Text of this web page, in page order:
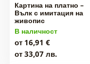
Картина на платно –
Вълк с имитация на
живопис
В наличност
от 16,91 €
от 33,07 лв.